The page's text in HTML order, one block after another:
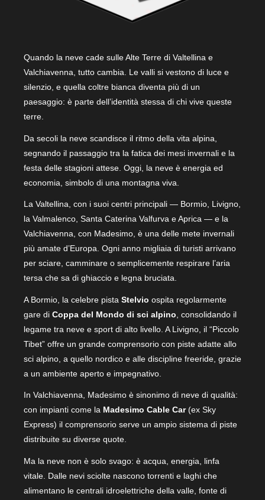
Quando la neve cade sulle Alte Terre di Valtellina e
Valchiavenna, tutto cambia. Le valli si vestono di luce e
silenzio, e quella coltre bianca diventa più di un
paesaggio: è parte dell’identità stessa di chi vive queste
terre.
Da secoli la neve scandisce il ritmo della vita alpina,
segnando il passaggio tra la fatica dei mesi invernali e la
festa delle stagioni attese. Oggi, la neve è energia ed
economia, simbolo di una montagna viva.
La Valtellina, con i suoi centri principali — Bormio, Livigno,
la Valmalenco, Santa Caterina Valfurva e Aprica — e la
Valchiavenna, con Madesimo, è una delle mete invernali
più amate d’Europa. Ogni anno migliaia di turisti arrivano
per sciare, camminare o semplicemente respirare l’aria
tersa che sa di ghiaccio e legna bruciata.
A Bormio, la celebre pista Stelvio ospita regolarmente
gare di Coppa del Mondo di sci alpino , consolidando il
legame tra neve e sport di alto livello. A Livigno, il “Piccolo
Tibet” offre un grande comprensorio con piste adatte allo
sci alpino, a quello nordico e alle discipline freeride, grazie
a un ambiente aperto e impegnativo.
In Valchiavenna, Madesimo è sinonimo di neve di qualità:
con impianti come la Madesimo Cable Car(ex Sky
Express) il comprensorio serve un ampio sistema di piste
distribuite su diverse quote.
Ma la neve non è solo svago: è acqua, energia, linfa
vitale. Dalle nevi sciolte nascono torrenti e laghi che
alimentano le centrali idroelettriche della valle, fonte di